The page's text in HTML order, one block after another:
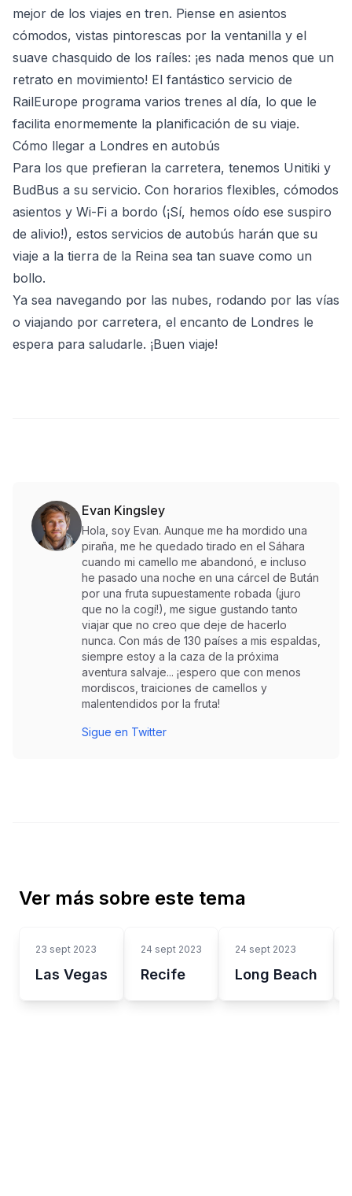
mejor de los viajes en tren. Piense en asientos
cómodos, vistas pintorescas por la ventanilla y el
suave chasquido de los raíles: ¡es nada menos que un
retrato en movimiento! El fantástico servicio de
RailEurope programa varios trenes al día, lo que le
facilita enormemente la planificación de su viaje.
Cómo llegar a Londres en autobús
Para los que prefieran la carretera, tenemos Unitiki y
BudBus a su servicio. Con horarios flexibles, cómodos
asientos y Wi-Fi a bordo (¡Sí, hemos oído ese suspiro
de alivio!), estos servicios de autobús harán que su
viaje a la tierra de la Reina sea tan suave como un
bollo.
Ya sea navegando por las nubes, rodando por las vías
o viajando por carretera, el encanto de Londres le
espera para saludarle. ¡Buen viaje!
Evan Kingsley
Hola, soy Evan. Aunque me ha mordido una
piraña, me he quedado tirado en el Sáhara
cuando mi camello me abandonó, e incluso
he pasado una noche en una cárcel de Bután
por una fruta supuestamente robada (¡juro
que no la cogí!), me sigue gustando tanto
viajar que no creo que deje de hacerlo
nunca. Con más de 130 países a mis espaldas,
siempre estoy a la caza de la próxima
aventura salvaje... ¡espero que con menos
mordiscos, traiciones de camellos y
malentendidos por la fruta!
Sigue en Twitter
Ver más sobre este tema
23 sept 2023
Las Vegas
24 sept 2023
Recife
24 sept 2023
Long Beach